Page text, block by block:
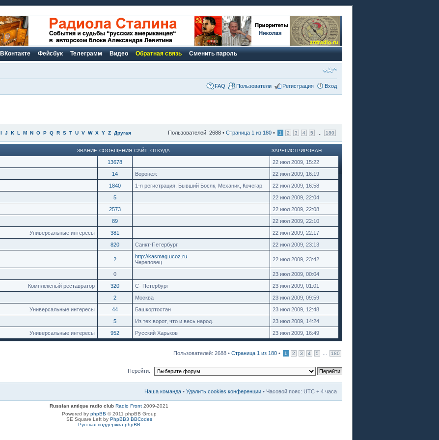
ВКонтакте Фейсбук Телеграмм Видео Обратная связь Сменить пароль
FAQ Пользователи Регистрация Вход
I J K L M N O P Q R S T U V W X Y Z Другая Пользователей: 2688 • Страница 1 из 180 • 1 2 3 4 5 180
ЗВАНИЕ СООБЩЕНИЯ САЙТ ОТКУДА ЗАРЕГИСТРИРОВАН
13678
22 июл 2009, 15:22
14 Воронеж
22 июл 2009, 16:19
1840 1-я регистрация. Бывший Босяк, Механик, Кочегар.
22 июл 2009, 16:58
5
22 июл 2009, 22:04
2573
22 июл 2009, 22:08
89
22 июл 2009, 22:10
Универсальные интересы
381
22 июл 2009, 22:17
820 Санкт-Петербург 22 июл 2009, 23:13
2
http://kasmag.ucoz.ru
Череповец
22 июл 2009, 23:42
0
23 июл 2009, 00:04
Комплексный реставратор
320 С- Петербург
23 июл 2009, 01:01
2 Москва
23 июл 2009, 09:59
Универсальные интересы
44 Башкортостан
23 июл 2009, 12:48
5 Из тех ворот, что и весь народ.
23 июл 2009, 14:24
Универсальные интересы
952 Русский Харьков 23 июл 2009, 16:49
Пользователей: 2688 • Страница 1 из 180 • 1 2 3 4 5 180
Перейти:
Наша команда • Удалить cookies конференции • Часовой пояс: UTC + 4 часа
Russian antique radio club Radio Front 2009-2021
Powered by phpBB © 2011 phpBB Group
SE Square Left by PhpBB3 BBCodes
Русская поддержка phpBB